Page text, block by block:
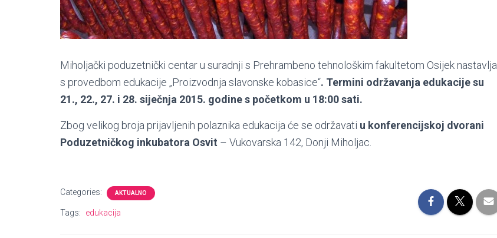
Miholjački poduzetnički centar u suradnji s Prehrambeno tehnološkim fakultetom Osijek nastavlja
s provedbom edukacije „Proizvodnja slavonske kobasice“. Termini održavanja edukacije su
21., 22., 27. i 28. siječnja 2015. godine s početkom u 18:00 sati.
Zbog velikog broja prijavljenih polaznika edukacija će se održavati u konferencijskoj dvorani
Poduzetničkog inkubatora Osvit – Vukovarska 142, Donji Miholjac.
Categories: AKTUALNO
Tags: edukacija